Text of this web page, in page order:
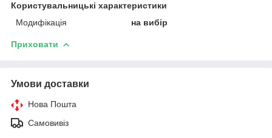
Користувальницькі характеристики
Модифікація
на вибір
Приховати
Умови доставки
Нова Пошта
Самовивіз